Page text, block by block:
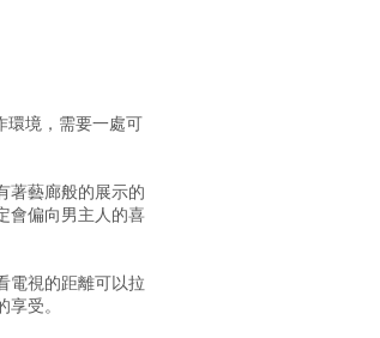
環境，需要一處可
著藝廊般的展示的
會偏向男主人的喜
電視的距離可以拉
受。